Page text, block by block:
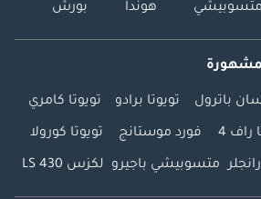
متسوبيشي هوندا بورش
باترول تويوتا برادو تويوتا كامري
راف 4 فورد موستانج تويوتا كورولا
متسوبيشي باجيرو لكزس LS 430